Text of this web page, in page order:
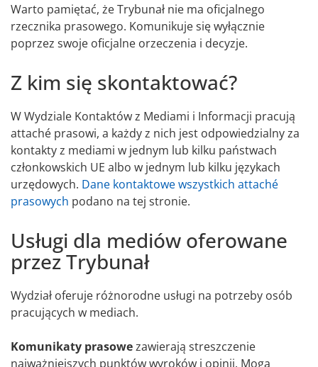
Warto pamiętać, że Trybunał nie ma oficjalnego
rzecznika prasowego. Komunikuje się wyłącznie
poprzez swoje oficjalne orzeczenia i decyzje.
Z kim się skontaktować?
W Wydziale Kontaktów z Mediami i Informacji pracują
attaché prasowi, a każdy z nich jest odpowiedzialny za
kontakty z mediami w jednym lub kilku państwach
członkowskich UE albo w jednym lub kilku językach
urzędowych. Dane kontaktowe wszystkich attaché
prasowych podano na tej stronie.
Usługi dla mediów oferowane
przez Trybunał
Wydział oferuje różnorodne usługi na potrzeby osób
pracujących w mediach.
Komunikaty prasowezawierają streszczenie
najważniejszych punktów wyroków i opinii. Mogą